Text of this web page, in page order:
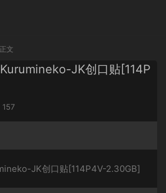
正文
JK创口贴[114P
157
JK创口贴[114P4V-2.30GB]